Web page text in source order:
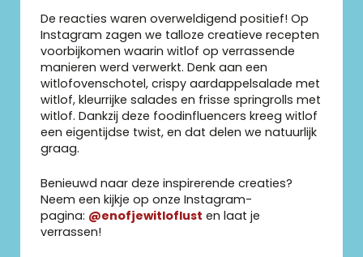
De reacties waren overweldigend positief! Op
Instagram zagen we talloze creatieve recepten
voorbijkomen waarin witlof op verrassende
manieren werd verwerkt. Denk aan een
witlofovenschotel, crispy aardappelsalade met
witlof, kleurrijke salades en frisse springrolls met
witlof. Dankzij deze foodinfluencers kreeg witlof
een eigentijdse twist, en dat delen we natuurlijk
graag.
Benieuwd naar deze inspirerende creaties?
Neem een kijkje op onze Instagram-
pagina: @enofjewitloflust en laat je
verrassen!